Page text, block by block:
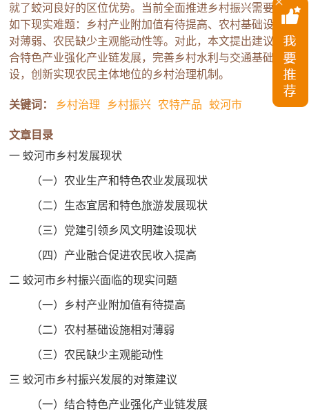
就了蛟河良好的区位优势。当前全面推进乡村振兴需要破解
如下现实难题：乡村产业附加值有待提高、农村基础设施相
对薄弱、农民缺少主观能动性等。对此，本文提出建议：结
合特色产业强化产业链发展，完善乡村水利与交通基础建
设，创新实现农民主体地位的乡村治理机制。
关键词： 乡村治理 乡村振兴 农特产品 蛟河市
文章目录
一 蛟河市乡村发展现状
（一）农业生产和特色农业发展现状
（二）生态宜居和特色旅游发展现状
（三）党建引领乡风文明建设现状
（四）产业融合促进农民收入提高
二 蛟河市乡村振兴面临的现实问题
（一）乡村产业附加值有待提高
（二）农村基础设施相对薄弱
（三）农民缺少主观能动性
三 蛟河市乡村振兴发展的对策建议
（一）结合特色产业强化产业链发展